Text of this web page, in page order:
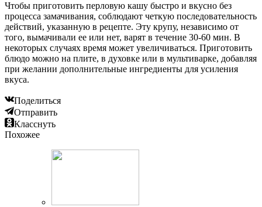
Чтобы приготовить перловую кашу быстро и вкусно без
процесса замачивания, соблюдают четкую последовательность
действий, указанную в рецепте. Эту крупу, независимо от
того, вымачивали ее или нет, варят в течение 30-60 мин. В
некоторых случаях время может увеличиваться. Приготовить
блюдо можно на плите, в духовке или в мультиварке, добавляя
при желании дополнительные ингредиенты для усиления
вкуса.
Поделиться
Отправить
Класснуть
Похожее